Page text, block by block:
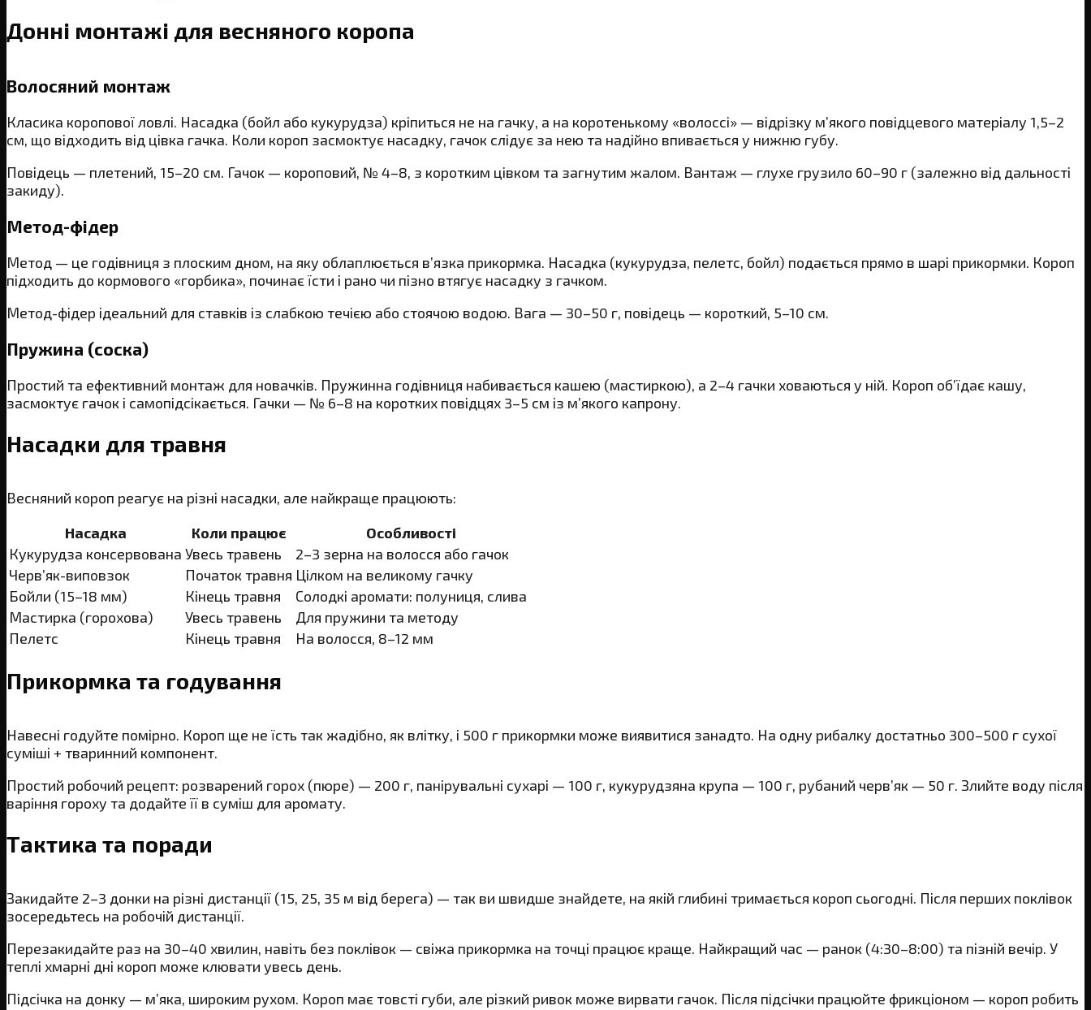
Донні монтажі для весняного коропа
Волосяний монтаж
Класика коропової ловлі. Насадка (бойл або кукурудза) кріпиться не на гачку, а на коротенькому «волоссі» — відрізку м’якого повідцевого матеріалу 1,5–2
см, що відходить від цівка гачка. Коли короп засмоктує насадку, гачок слідує за нею та надійно впивається у нижню губу.
Повідець — плетений, 15–20 см. Гачок — короповий, № 4–8, з коротким цівком та загнутим жалом. Вантаж — глухе грузило 60–90 г (залежно від дальності
закиду).
Метод-фідер
Метод — це годівниця з плоским дном, на яку облаплюється в’язка прикормка. Насадка (кукурудза, пелетс, бойл) подається прямо в шарі прикормки. Короп
підходить до кормового «горбика», починає їсти і рано чи пізно втягує насадку з гачком.
Метод-фідер ідеальний для ставків із слабкою течією або стоячою водою. Вага — 30–50 г, повідець — короткий, 5–10 см.
Пружина (соска)
Простий та ефективний монтаж для новачків. Пружинна годівниця набивається кашею (мастиркою), а 2–4 гачки ховаються у ній. Короп об’їдає кашу,
засмоктує гачок і самопідсікається. Гачки — № 6–8 на коротких повідцях 3–5 см із м’якого капрону.
Насадки для травня
Весняний короп реагує на різні насадки, але найкраще працюють:
Насадка
Коли працює
Особливості
Кукурудза консервована Увесь травень
2–3 зерна на волосся або гачок
Черв’як-виповзок
Початок травня Цілком на великому гачку
Бойли (15–18 мм)
Кінець травня
Солодкі аромати: полуниця, слива
Мастирка (горохова)
Увесь травень
Для пружини та методу
Пелетс
Кінець травня На волосся, 8–12 мм
Прикормка та годування
Навесні годуйте помірно. Короп ще не їсть так жадібно, як влітку, і 500 г прикормки може виявитися занадто. На одну рибалку достатньо 300–500 г сухої
суміші + тваринний компонент.
Простий робочий рецепт: розварений горох (пюре) — 200 г, панірувальні сухарі — 100 г, кукурудзяна крупа — 100 г, рубаний черв’як — 50 г. Злийте воду після
варіння гороху та додайте її в суміш для аромату.
Тактика та поради
Закидайте 2–3 донки на різні дистанції (15, 25, 35 м від берега) — так ви швидше знайдете, на якій глибині тримається короп сьогодні. Після перших поклівок
зосередьтесь на робочій дистанції.
Перезакидайте раз на 30–40 хвилин, навіть без поклівок — свіжа прикормка на точці працює краще. Найкращий час — ранок (4:30–8:00) та пізній вечір. У
теплі хмарні дні короп може клювати увесь день.
Підсічка на донку — м’яка, широким рухом. Короп має товсті губи, але різкий ривок може вирвати гачок. Після підсічки працюйте фрикціоном — короп робить